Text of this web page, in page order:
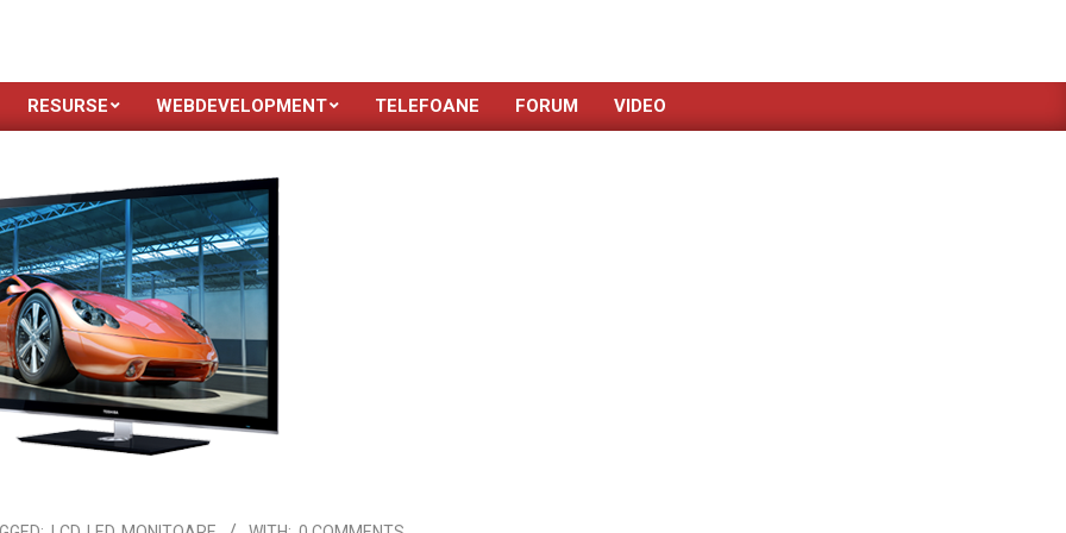
RESURSE WEBDEVELOPMENT TELEFOANE FORUM VIDEO